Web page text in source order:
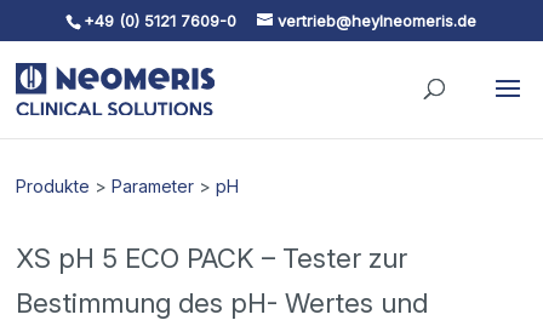
Skip To Content
+49 (0) 5121 7609-0 vertrieb@heylneomeris.de
Produkte >Parameter >pH
XS pH 5 ECO PACK – Tester zur
Bestimmung des pH- Wertes und